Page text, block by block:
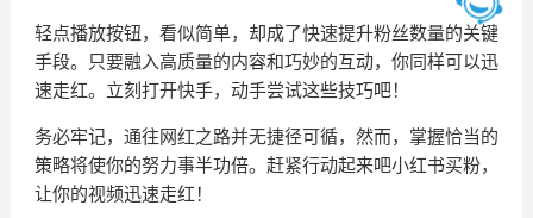
轻点播放按钮，看似简单，却成了快速提升粉丝数量的关键
手段。只要融入高质量的内容和巧妙的互动，你同样可以迅
速走红。立刻打开快手，动手尝试这些技巧吧！
务必牢记，通往网红之路并无捷径可循，然而，掌握恰当的
策略将使你的努力事半功倍。赶紧行动起来吧小红书买粉，
让你的视频迅速走红！